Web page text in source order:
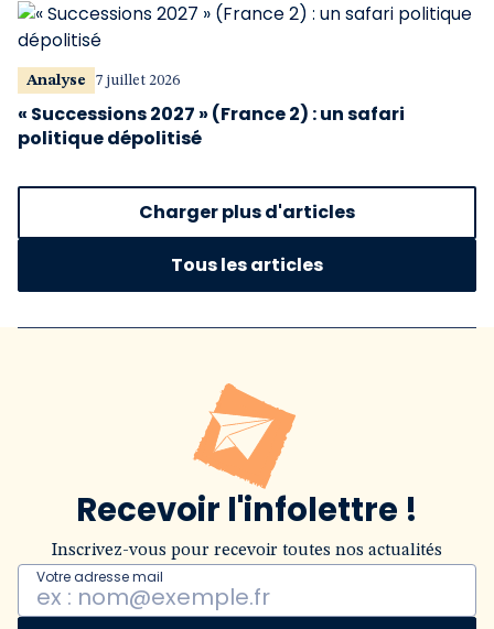
Analyse 7 juillet 2026
« Successions 2027 » (France 2) : un safari
politique dépolitisé
Charger plus d'articles
Tous les articles
Recevoir l'infolettre !
Inscrivez-vous pour recevoir toutes nos actualités
Votre adresse mail